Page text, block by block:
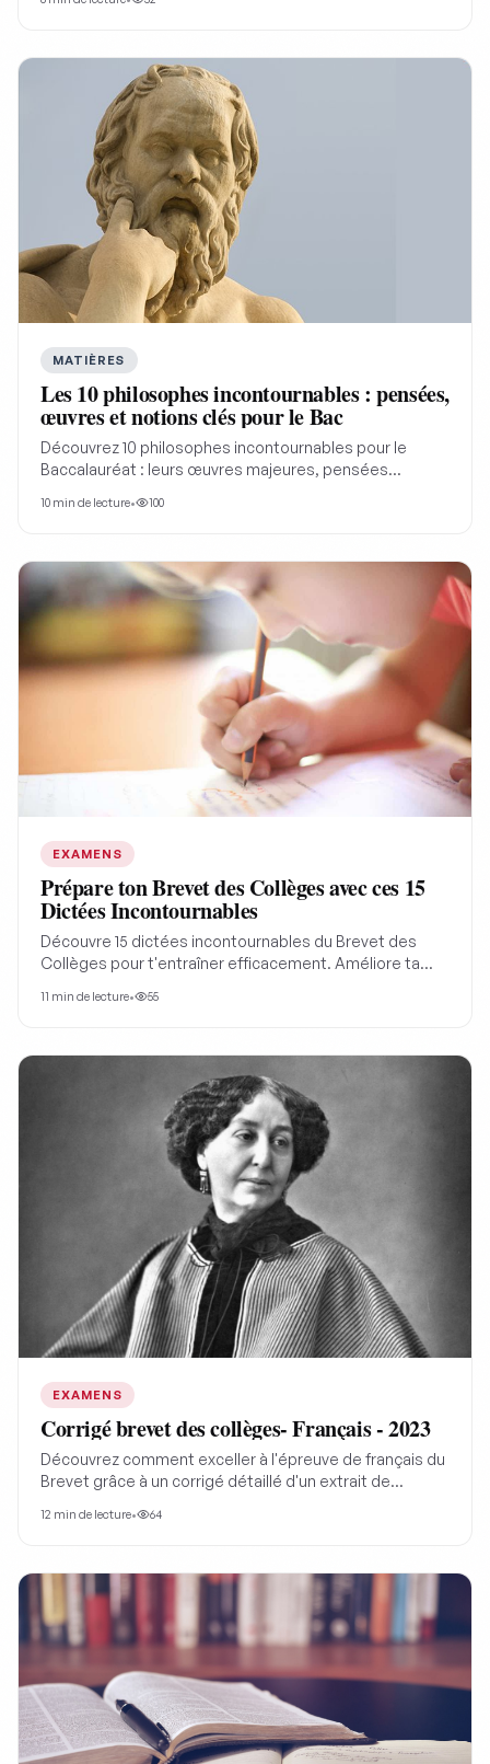
note élevée.
MATIÈRES
Les 10 philosophes incontournables : pensées,
œuvres et notions clés pour le Bac
Découvrez 10 philosophes incontournables pour le
Baccalauréat : leurs œuvres majeures, pensées
terminale abordées, pour réussir vos épreuves.
10 min de lecture• 100
EXAMENS
Prépare ton Brevet des Collèges avec ces 15
Dictées Incontournables
Découvre 15 dictées incontournables du Brevet des
Collèges pour t'entraîner efficacement. Améliore ta
générale essentielle pour l'examen.
11 min de lecture• 55
EXAMENS
Corrigé brevet des collèges- Français - 2023
Découvrez comment exceller à l'épreuve de français du
Brevet grâce à un corrigé détaillé d'un extrait de
pour maximiser vos points et maîtriser l'analyse de
12 min de lecture• 64